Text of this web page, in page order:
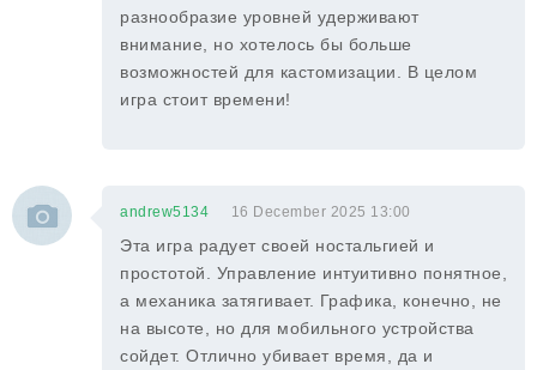
разнообразие уровней удерживают
внимание, но хотелось бы больше
возможностей для кастомизации. В целом
игра стоит времени!
andrew5134 16 December 2025 13:00
Эта игра радует своей ностальгией и
простотой. Управление интуитивно понятное,
а механика затягивает. Графика, конечно, не
на высоте, но для мобильного устройства
сойдет. Отлично убивает время, да и